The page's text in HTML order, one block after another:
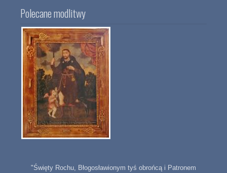
Polecane modlitwy
"Święty Rochu, Błogosławionym tyś obrońcą i Patronem